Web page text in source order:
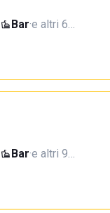
Bar·e altri 6…
Bar·e altri 9…